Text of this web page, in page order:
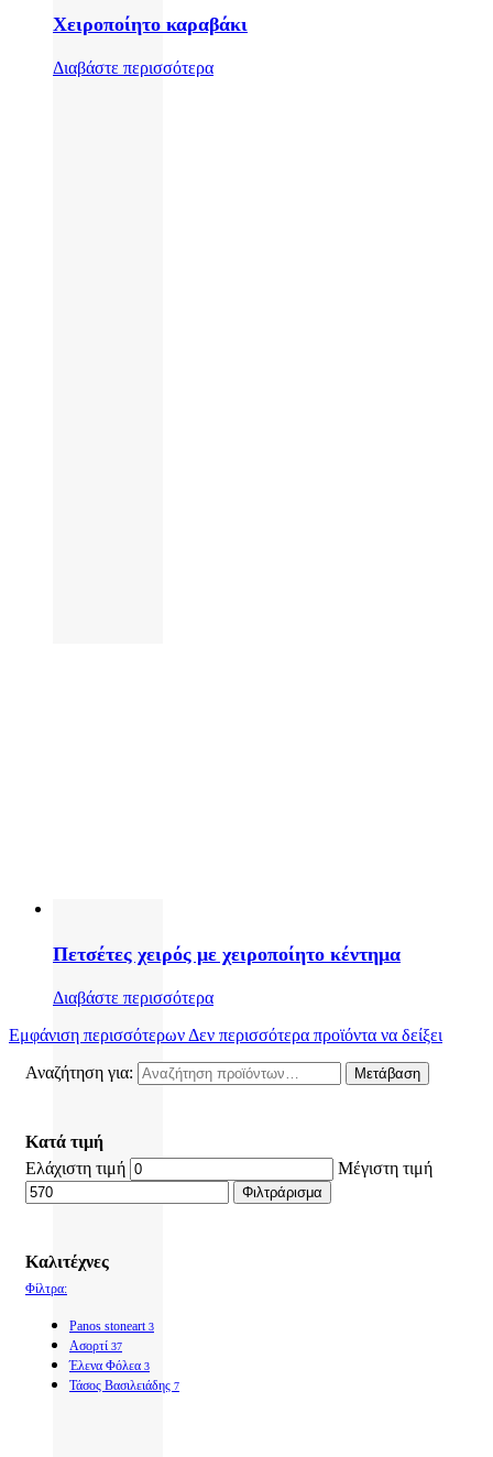
Χειροποίητο καραβάκι
Διαβάστε περισσότερα
Πετσέτες χειρός με χειροποίητο κέντημα
Διαβάστε περισσότερα
Εμφάνιση περισσότερων Δεν περισσότερα προϊόντα να δείξει
Αναζήτηση για:
Μετάβαση
Κατά τιμή
Ελάχιστη τιμή
Μέγιστη τιμή
Φιλτράρισμα
Καλιτέχνες
Φίλτρα:
Panos stoneart 3
Ασορτί 37
Έλενα Φόλεα 3
Τάσος Βασιλειάδης 7